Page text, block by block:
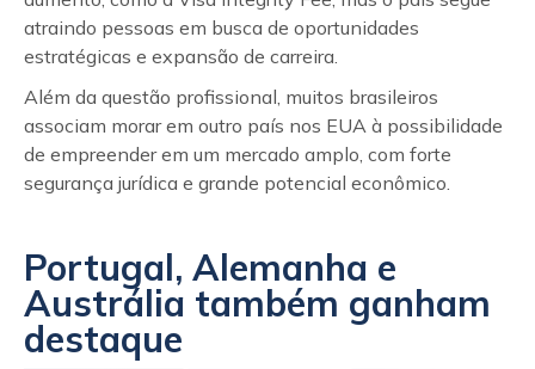
atraindo pessoas em busca de oportunidades
estratégicas e expansão de carreira.
Além da questão profissional, muitos brasileiros
associam morar em outro país nos EUA à possibilidade
de empreender em um mercado amplo, com forte
segurança jurídica e grande potencial econômico.
Portugal, Alemanha e
Austrália também ganham
destaque